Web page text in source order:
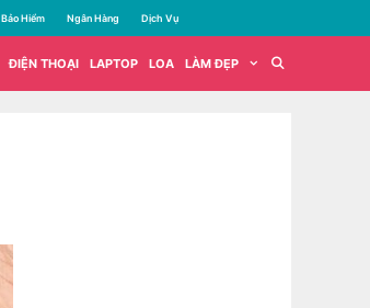
Bảo Hiểm Ngân Hàng Dịch Vụ
ĐIỆN THOẠI LAPTOP LOA LÀM ĐẸP